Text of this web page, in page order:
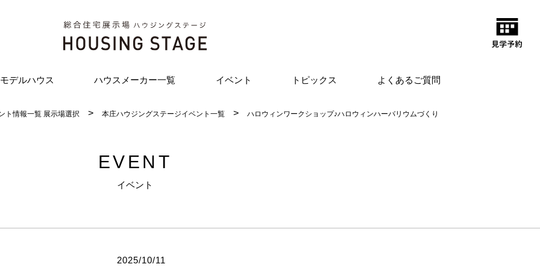
モデルハウス ハウスメーカー一覧 イベント トピックス よくあるご質問
ト情報一覧 展示場選択 本庄ハウジングステージイベント一覧 ハロウィンワークショップ♪ハロウィンハーバリウムづくり
EVENT
イベント
2025/10/11